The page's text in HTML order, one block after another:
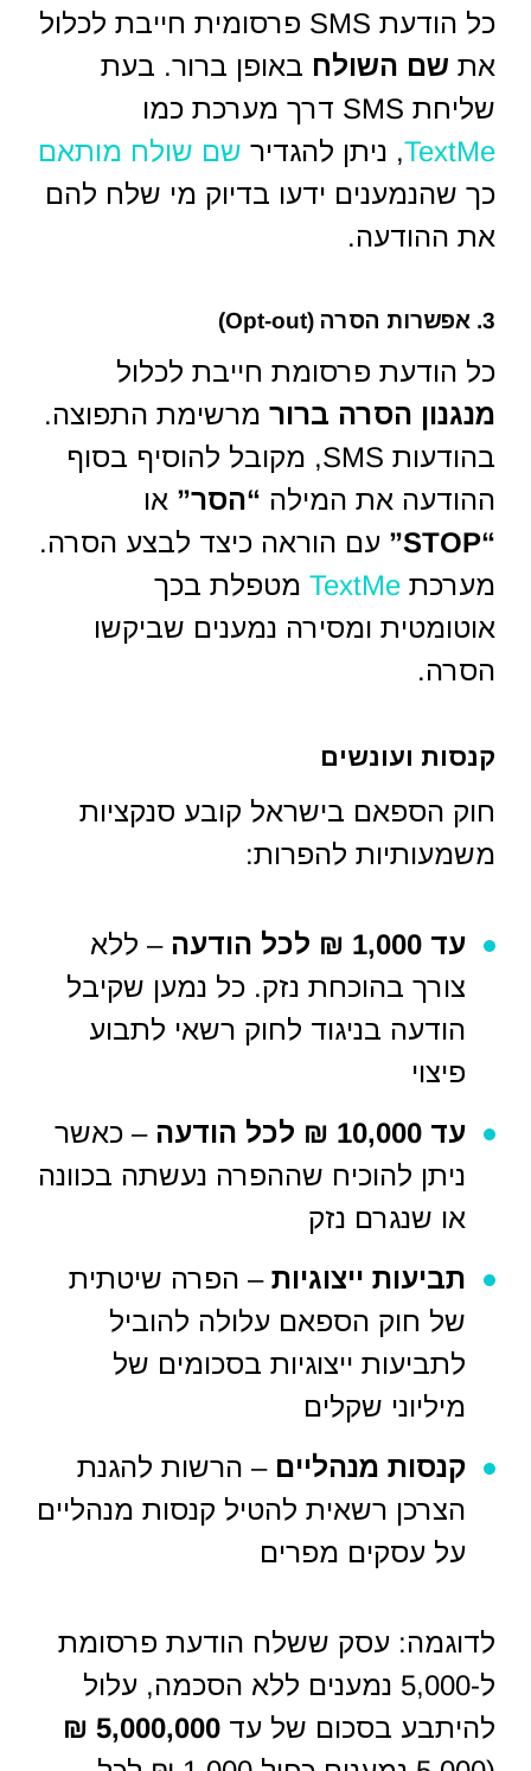
כל הודעת SMS פרסומית חייבת לכלול
את שם השולח באופן ברור. בעת
שליחת SMS דרך מערכת כמו
TextMe, ניתן להגדיר שם שולח מותאם
כך שהנמענים ידעו בדיוק מי שלח להם
את ההודעה.
3. אפשרות הסרה (Opt-out)
כל הודעת פרסומת חייבת לכלול
מנגנון הסרה ברור מרשימת התפוצה.
בהודעות SMS, מקובל להוסיף בסוף
ההודעה את המילה “הסר” או
“STOP”
עם הוראה כיצד לבצע הסרה.
מערכת TextMe מטפלת בכך
אוטומטית ומסירה נמענים שביקשו
הסרה.
קנסות ועונשים
חוק הספאם בישראל קובע סנקציות
משמעותיות להפרות:
עד 1,000 ₪ לכל הודעה
– ללא
צורך בהוכחת נזק. כל נמען שקיבל
הודעה בניגוד לחוק רשאי לתבוע
פיצוי
עד 10,000 ₪ לכל הודעה
– כאשר
ניתן להוכיח שההפרה נעשתה בכוונה
או שנגרם נזק
תביעות ייצוגיות – הפרה שיטתית
של חוק הספאם עלולה להוביל
לתביעות ייצוגיות בסכומים של
מיליוני שקלים
קנסות מנהליים – הרשות להגנת
הצרכן רשאית להטיל קנסות מנהליים
על עסקים מפרים
לדוגמה: עסק ששלח הודעת פרסומת
ל-5,000 נמענים ללא הסכמה, עלול
להיתבע בסכום של עד 5,000,000 ₪